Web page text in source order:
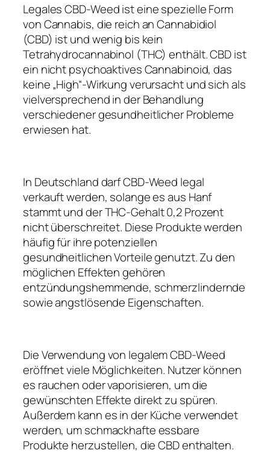
Legales CBD-Weed ist eine spezielle Form
von Cannabis, die reich an Cannabidiol
(CBD) ist und wenig bis kein
Tetrahydrocannabinol (THC) enthält. CBD ist
ein nicht psychoaktives Cannabinoid, das
keine „High“-Wirkung verursacht und sich als
vielversprechend in der Behandlung
verschiedener gesundheitlicher Probleme
erwiesen hat.
In Deutschland darf CBD-Weed legal
verkauft werden, solange es aus Hanf
stammt und der THC-Gehalt 0,2 Prozent
nicht überschreitet. Diese Produkte werden
häufig für ihre potenziellen
gesundheitlichen Vorteile genutzt. Zu den
möglichen Effekten gehören
entzündungshemmende, schmerzlindernde
sowie angstlösende Eigenschaften.
Die Verwendung von legalem CBD-Weed
eröffnet viele Möglichkeiten. Nutzer können
es rauchen oder vaporisieren, um die
gewünschten Effekte direkt zu spüren.
Außerdem kann es in der Küche verwendet
werden, um schmackhafte essbare
Produkte herzustellen, die CBD enthalten.